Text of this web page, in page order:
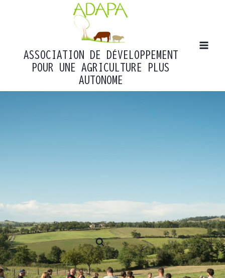
ASSOCIATION DE DÉVELOPPEMENT
POUR UNE AGRICULTURE PLUS
AUTONOME